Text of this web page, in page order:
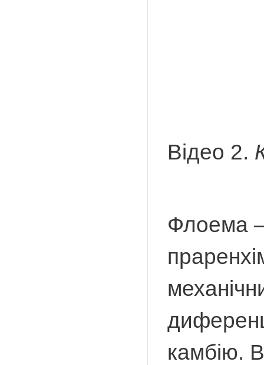
Відео 2.
Флоема –
камбію.